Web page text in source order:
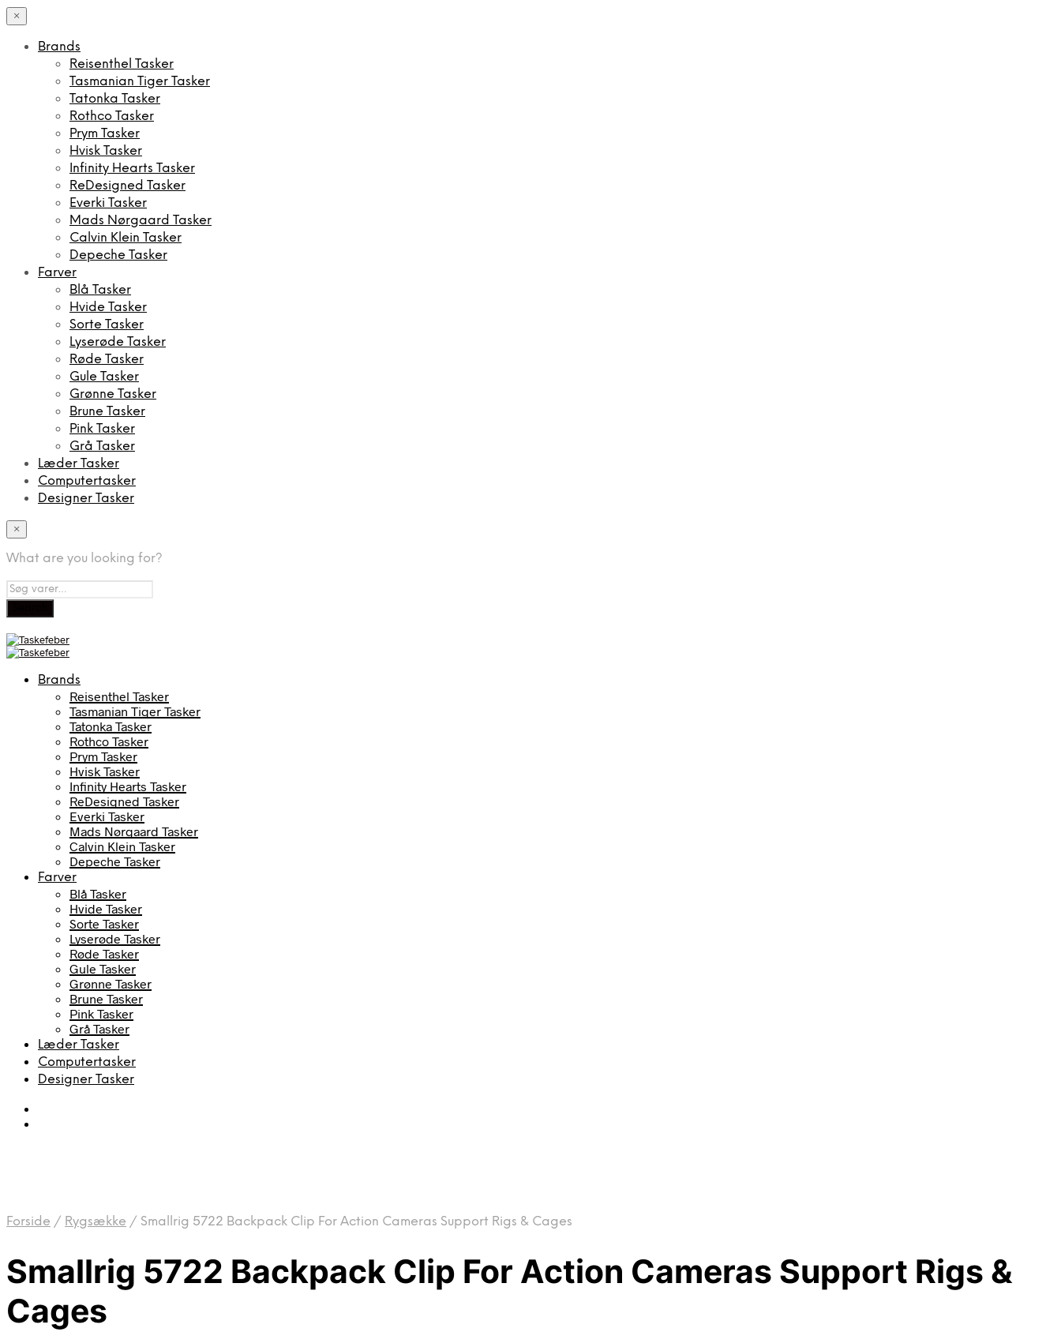
×
Brands
Reisenthel Tasker
Tasmanian Tiger Tasker
Tatonka Tasker
Rothco Tasker
Prym Tasker
Hvisk Tasker
Infinity Hearts Tasker
ReDesigned Tasker
Everki Tasker
Mads Nørgaard Tasker
Calvin Klein Tasker
Depeche Tasker
Farver
Blå Tasker
Hvide Tasker
Sorte Tasker
Lyserøde Tasker
Røde Tasker
Gule Tasker
Grønne Tasker
Brune Tasker
Pink Tasker
Grå Tasker
Læder Tasker
Computertasker
Designer Tasker
×
What are you looking for?
Brands
Reisenthel Tasker
Tasmanian Tiger Tasker
Tatonka Tasker
Rothco Tasker
Prym Tasker
Hvisk Tasker
Infinity Hearts Tasker
ReDesigned Tasker
Everki Tasker
Mads Nørgaard Tasker
Calvin Klein Tasker
Depeche Tasker
Farver
Blå Tasker
Hvide Tasker
Sorte Tasker
Lyserøde Tasker
Røde Tasker
Gule Tasker
Grønne Tasker
Brune Tasker
Pink Tasker
Grå Tasker
Læder Tasker
Computertasker
Designer Tasker
Forside / Rygsække / Smallrig 5722 Backpack Clip For Action Cameras Support Rigs & Cages
Smallrig 5722 Backpack Clip For Action Cameras Support Rigs &
Cages